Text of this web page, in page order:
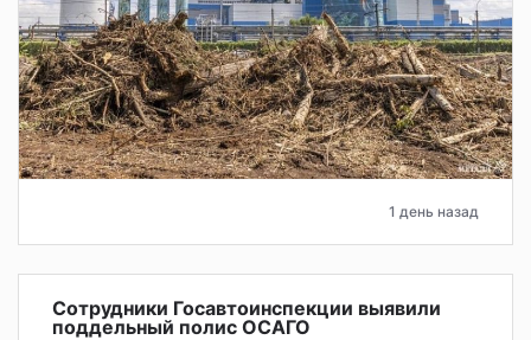
1 день назад
Сотрудники Госавтоинспекции выявили
поддельный полис ОСАГО